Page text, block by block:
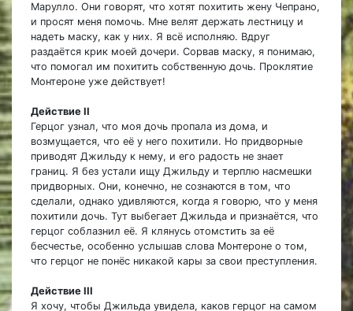
Марулло. Они говорят, что хотят похитить жену Чепрано,
и просят меня помочь. Мне велят держать лестницу и
надеть маску, как у них. Я всё исполняю. Вдруг
раздаётся крик моей дочери. Сорвав маску, я понимаю,
что помогал им похитить собственную дочь. Проклятие
Монтероне уже действует!
Действие II
Герцог узнал, что моя дочь пропала из дома, и
возмущается, что её у него похитили. Но придворные
приводят Джильду к нему, и его радость не знает
границ. Я без устали ищу Джильду и терплю насмешки
придворных. Они, конечно, не сознаются в том, что
сделали, однако удивляются, когда я говорю, что у меня
похитили дочь. Тут выбегает Джильда и признаётся, что
герцог соблазнил её. Я клянусь отомстить за её
бесчестье, особенно услышав слова Монтероне о том,
что герцог не понёс никакой кары за свои преступления.
Действие III
Я хочу, чтобы Джильда увидела, каков герцог на самом